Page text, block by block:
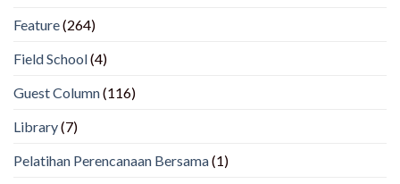
Feature(264)
Field School(4)
Guest Column(116)
Library(7)
Pelatihan Perencanaan Bersama(1)